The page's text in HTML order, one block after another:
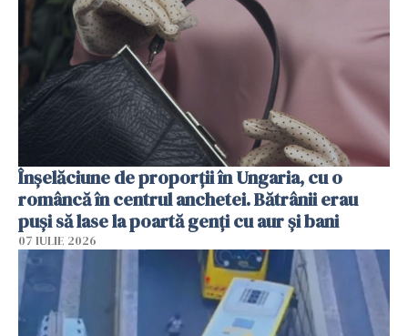
Înșelăciune de proporții în Ungaria, cu o
româncă în centrul anchetei. Bătrânii erau
puși să lase la poartă genți cu aur și bani
07 IULIE 2026